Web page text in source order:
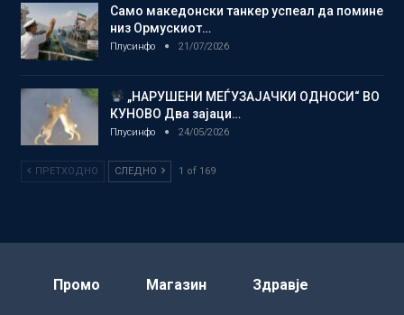
Само македонски танкер успеал да помине
низ Ормускиот…
Плусинфо 21/07/2026
„НАРУШЕНИ МЕЃУЗАЈАЧКИ ОДНОСИ“ ВО
КУНОВО Два зајаци…
Плусинфо 24/05/2026
ПРЕТХОДНО СЛЕДНО 1 of 169
Промо Магазин Здравје